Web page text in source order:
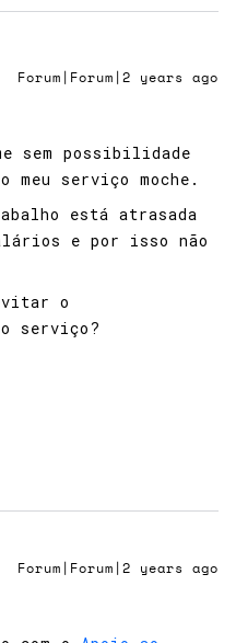
Forum|Forum|2 years ago
sem possibilidade
meu serviço moche.
está atrasada
e por isso não
o
serviço?
Forum|Forum|2 years ago